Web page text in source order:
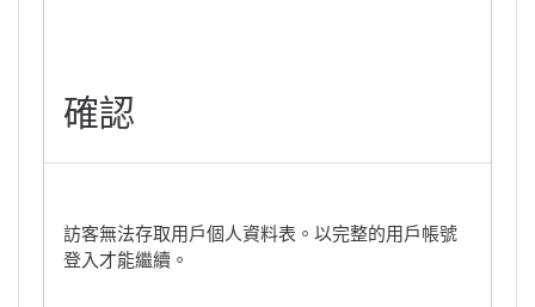
確認
訪客無法存取用戶個人資料表。以完整的用戶帳號
登入才能繼續。